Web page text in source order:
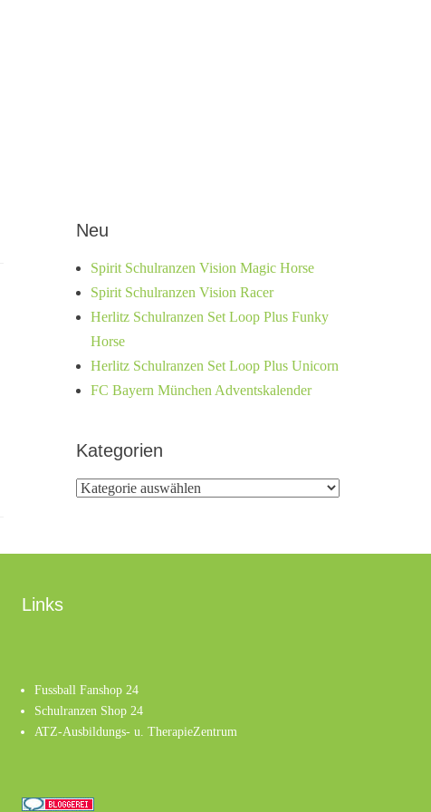
Neu
Spirit Schulranzen Vision Magic Horse
Spirit Schulranzen Vision Racer
Herlitz Schulranzen Set Loop Plus Funky
Horse
Herlitz Schulranzen Set Loop Plus Unicorn
FC Bayern München Adventskalender
Kategorien
Kategorien
Links
Fussball Fanshop 24
Schulranzen Shop 24
ATZ-Ausbildungs- u. TherapieZentrum